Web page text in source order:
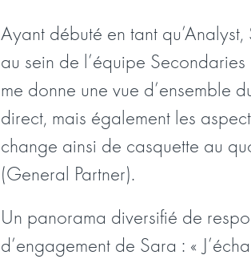
Ayant débuté en tant
au sein de l’équipe
me donne une vue d’ensemble
direct, mais également les
change ainsi de casquette au
(General Partner).
Un panorama diversifié de
d’engagement de Sara : «